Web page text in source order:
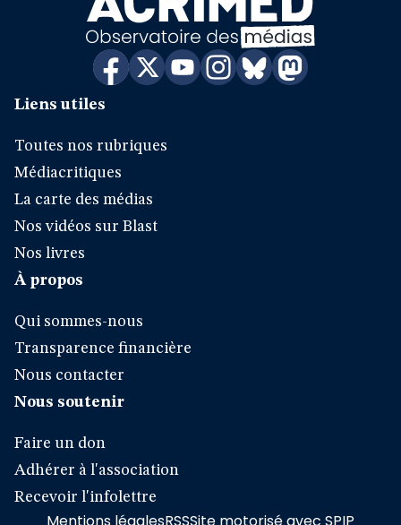
Liens utiles
Toutes nos rubriques
Médiacritiques
La carte des médias
Nos vidéos sur Blast
Nos livres
À propos
Qui sommes-nous
Transparence financière
Nous contacter
Nous soutenir
Faire un don
Adhérer à l'association
Recevoir l'infolettre